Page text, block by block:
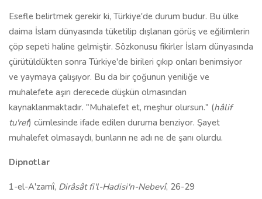
Esefle belirtmek gerekir ki, Türkiye'de durum budur. Bu ülke
daima İslam dünyasında tüketilip dışlanan görüş ve eğilimlerin
çöp sepeti haline gelmiştir. Sözkonusu fikirler İslam dünyasında
çürütüldükten sonra Türkiye'de birileri çıkıp onları benimsiyor
ve yaymaya çalışıyor. Bu da bir çoğunun yeniliğe ve
muhalefete aşırı derecede düşkün olmasından
kaynaklanmaktadır. "Muhalefet et, meşhur olursun." (hâlif
tu'ref) cümlesinde ifade edilen duruma benziyor. Şayet
muhalefet olmasaydı, bunların ne adı ne de şanı olurdu.
Dipnotlar
1-el-A'zamî, Dirâsât fi'l-Hadisi'n-Nebevî, 26-29